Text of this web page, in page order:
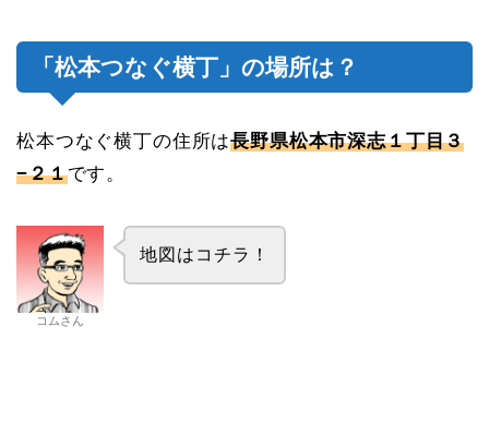
「松本つなぐ横丁」の場所は？
松本つなぐ横丁の住所は長野県松本市深志１丁目３
−２１です。
コムさん
地図はコチラ！